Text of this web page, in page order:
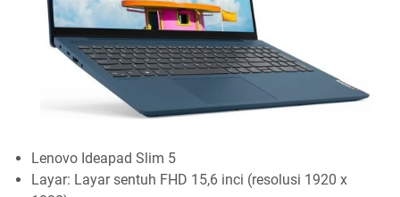
Lenovo Ideapad Slim 5
Layar: Layar sentuh FHD 15,6 inci (resolusi 1920 x